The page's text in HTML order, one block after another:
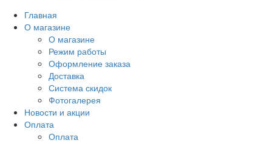
Главная
О магазине
О магазине
Режим работы
Оформление заказа
Доставка
Система скидок
Фотогалерея
Новости и акции
Оплата
Оплата